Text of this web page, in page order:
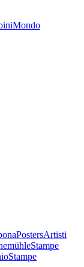
Mondo
PostersArtisti
Stampe
Stampe